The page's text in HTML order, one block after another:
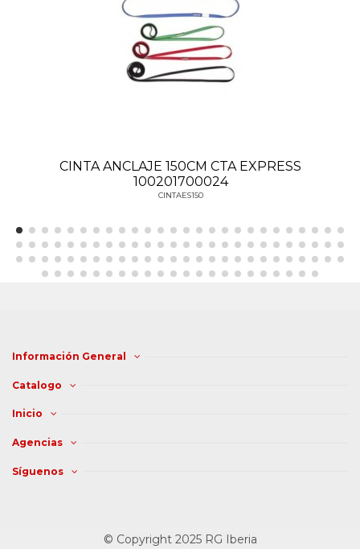
CINTA ANCLAJE 150CM CTA EXPRESS
100201700024
CINTAES150
Información General
Catalogo
Inicio
Agencias
Síguenos
© Copyright 2025 RG Iberia